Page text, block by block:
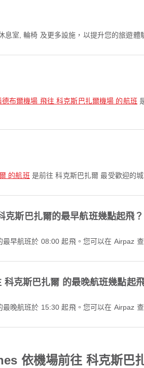
室, 輪椅 及更多設施，以提升您的旅遊體
德布爾機場 飛往 科克斯巴扎爾機場 的航班
的航班 是前往 科克斯巴扎爾 最受歡迎的
斯巴扎爾的最早航班幾點起飛？
早航班於 08:00 起飛。您可以在 Airpaz
克斯巴扎爾 的最晚航班幾點起
晚航班於 15:30 起飛。您可以在 Airpaz
依機場前往 科克斯巴